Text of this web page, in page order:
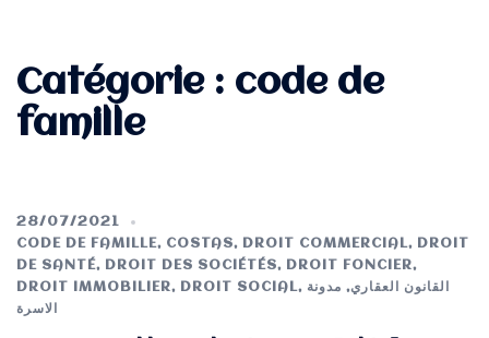
Catégorie : code de
famille
28/07/2021
CODE DE FAMILLE, COSTAS, DROIT COMMERCIAL,
DROIT
DE SANTÉ, DROIT DES SOCIÉTÉS, DROIT FONCIER,
DROIT IMMOBILIER, DROIT SOCIAL, القانون العقاري, مدونة
الاسرة